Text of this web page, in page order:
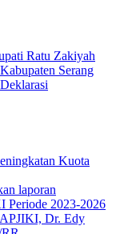
Ratu Zakiyah
Serang
Kuota